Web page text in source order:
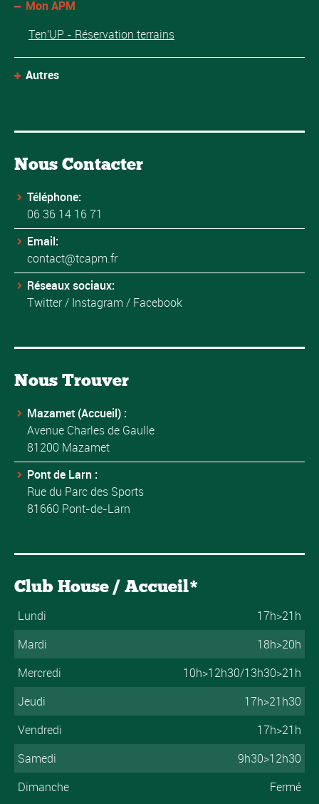
Mon APM
Ten'UP - Réservation terrains
Autres
Nous Contacter
Téléphone:
06 36 14 16 71
Email:
contact@tcapm.fr
Réseaux sociaux:
Twitter/ Instagram / Facebook
Nous Trouver
Mazamet (Accueil) :
Avenue Charles de Gaulle
81200 Mazamet
Pont de Larn :
Rue du Parc des Sports
81660 Pont-de-Larn
Club House / Accueil*
Lundi
17h>21h
Mardi
18h>20h
Mercredi
10h>12h30/13h30>21h
Jeudi
17h>21h30
Vendredi
17h>21h
Samedi
9h30>12h30
Dimanche
Fermé